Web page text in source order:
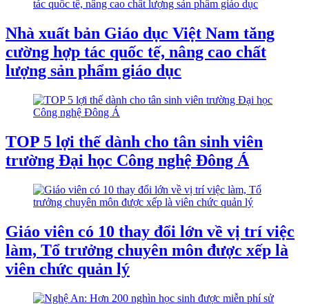
Nhà xuất bản Giáo dục Việt Nam tăng
cường hợp tác quốc tế, nâng cao chất
lượng sản phẩm giáo dục
TOP 5 lợi thế dành cho tân sinh viên
trường Đại học Công nghệ Đông Á
Giáo viên có 10 thay đổi lớn về vị trí việc
làm, Tổ trưởng chuyên môn được xếp là
viên chức quản lý